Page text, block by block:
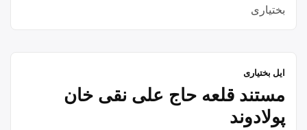
بختیاری
ایل بختیاری
مستند قلعه حاج علی نقی خان
پولادوند